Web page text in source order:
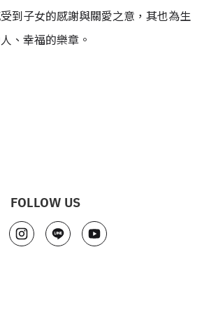
到子女的感謝與關愛之意，其也為生
、幸福的樂章。
FOLLOW US